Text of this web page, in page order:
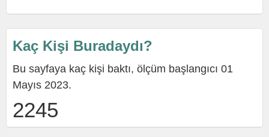
Kaç Kişi Buradaydı?
Bu sayfaya kaç kişi baktı, ölçüm başlangıcı 01
Mayıs 2023.
2245